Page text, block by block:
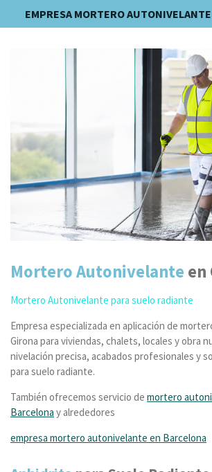
al
EMPRESA MORTERO
Mortero Autonivelante en
Mortero Autonivelante para suelo radiante
Empresa especializada en aplicación de
Girona para viviendas, chalets, locales y obra
nivelación precisa, acabados profesionales y
para suelo radiante.
También ofrecemos servicio de mortero
Barcelona y alrededores
empresa mortero autonivelante en Barcelona